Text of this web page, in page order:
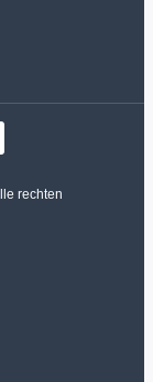
rechten